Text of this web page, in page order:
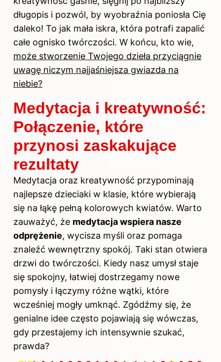
długopis i pozwól, by wyobraźnia poniosła Cię
daleko! To jak mała iskra, która potrafi zapalić
całe ognisko twórczości. W końcu, kto wie,
może stworzenie Twojego dzieła przyciągnie
uwagę niczym najjaśniejsza gwiazda na
niebie?
Medytacja i kreatywność:
Połączenie, które
przynosi zaskakujące
rezultaty
Medytacja oraz kreatywność przypominają
najlepsze dzieciaki w klasie, które wybierają
się na łąkę pełną kolorowych kwiatów. Warto
zauważyć, że medytacja wspiera nasze
odprężenie, wycisza myśli oraz pomaga
znaleźć wewnętrzny spokój. Taki stan otwiera
drzwi do twórczości. Kiedy nasz umysł staje
się spokojny, łatwiej dostrzegamy nowe
pomysły i łączymy różne wątki, które
wcześniej mogły umknąć. Zgódźmy się, że
genialne idee często pojawiają się wówczas,
gdy przestajemy ich intensywnie szukać,
prawda?